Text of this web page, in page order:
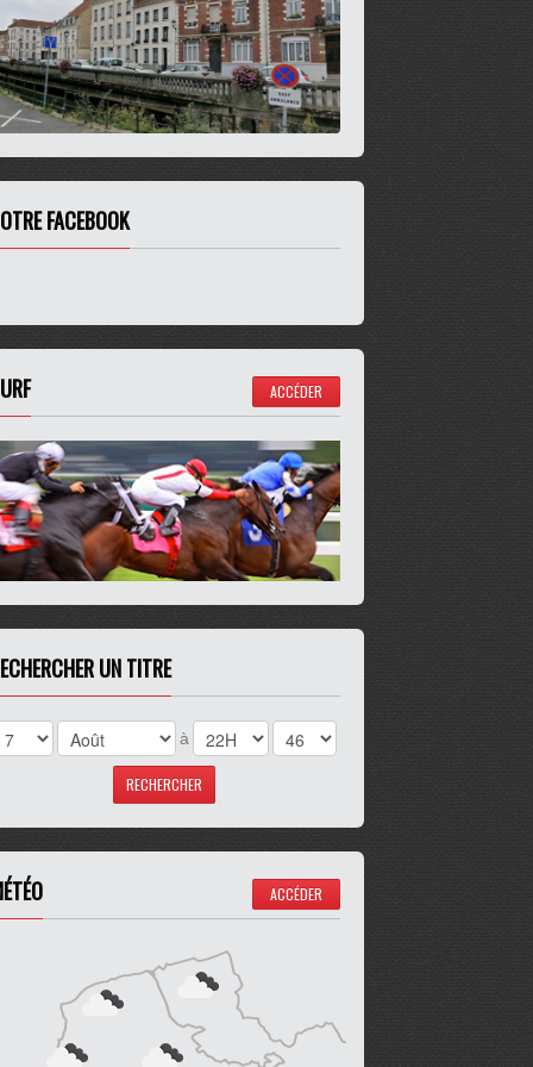
FACEBOOK
ACCÉDER
UN TITRE
à
ACCÉDER